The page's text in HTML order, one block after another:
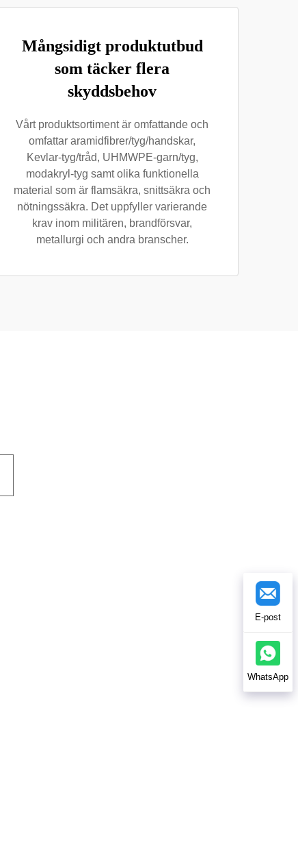
Mångsidigt produktutbud
som täcker flera
skyddsbehov
Vårt produktsortiment är omfattande och
omfattar aramidfibrer/tyg/handskar,
Kevlar-tyg/tråd, UHMWPE-garn/tyg,
modakryl-tyg samt olika funktionella
material som är flamsäkra, snittsäkra och
nötningssäkra. Det uppfyller varierande
krav inom militären, brandförsvar,
metallurgi och andra branscher.
E-post
WhatsApp